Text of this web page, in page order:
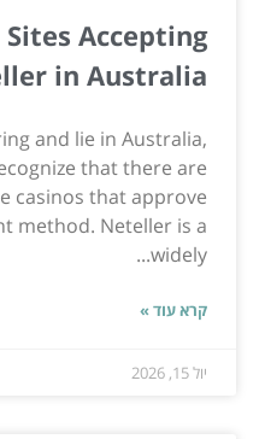
Accepting
in Australia
and lie in Australia,
that there are
casinos that approve
method. Neteller is a
widely...
קרא עוד »
יול 15, 2026